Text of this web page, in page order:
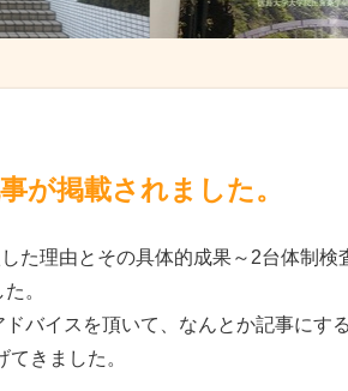
が掲載されました。
た理由とその具体的成果～2台体制検
。
バイスを頂いて、なんとか記事にす
きました。